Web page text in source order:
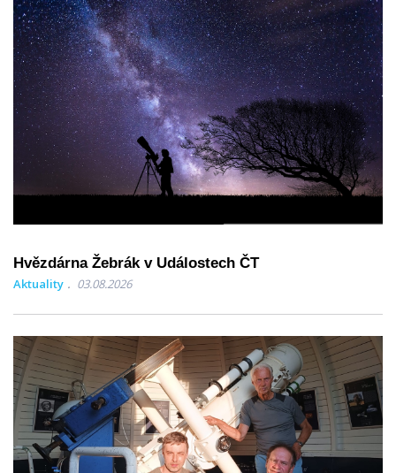
Hvězdárna Žebrák v Událostech ČT
Aktuality 03.08.2026